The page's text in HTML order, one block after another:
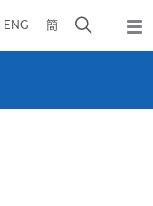
ENG 簡
開
彈
出
單